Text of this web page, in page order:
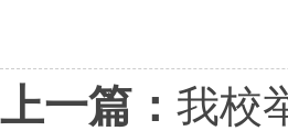
上一篇： 我校